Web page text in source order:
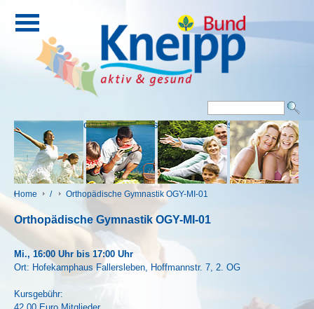
Eingang Kontakt Impressum Downloads
Home / Orthopädische Gymnastik OGY-MI-01
Orthopädische Gymnastik OGY-MI-01
Mi., 16:00 Uhr bis 17:00 Uhr
Ort: Hofekamphaus Fallersleben, Hoffmannstr. 7, 2. OG
Kursgebühr: